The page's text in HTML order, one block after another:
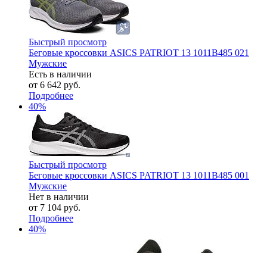
Быстрый просмотр
Беговые кроссовки ASICS PATRIOT 13 1011B485 021
Мужские
Есть в наличии
от 6 642 руб.
Подробнее
40%
Быстрый просмотр
Беговые кроссовки ASICS PATRIOT 13 1011B485 001
Мужские
Нет в наличии
от 7 104 руб.
Подробнее
40%